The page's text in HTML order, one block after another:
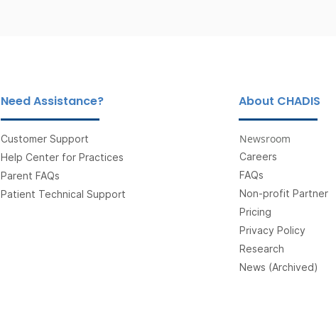
Need Assistance?
Customer Support
Help Center for Practices
Parent FAQs
Patient Technical Support
About CHADIS
Newsroom
Careers
FAQs
Non-profit Partner
Pricing
Privacy Policy
Research
News (Archived)